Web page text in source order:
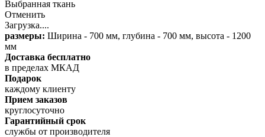
Выбранная ткань
Отменить
Загрузка....
размеры: Ширина - 700 мм, глубина - 700 мм, высота - 1200
мм
Доставка бесплатно
в пределах МКАД
Подарок
каждому клиенту
Прием заказов
круглосуточно
Гарантийный срок
службы от производителя